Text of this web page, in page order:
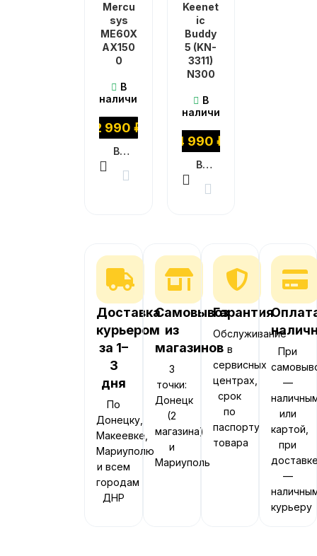
Mercu
sys
ME60X
AX150
0
В
наличии
2 990₽
В КОРЗИНУ
Keenet
ic
Buddy
5 (KN-
3311)
N300
В
наличии
4 990 ₽
В КОРЗИНУ
Доставка
курьером
за 1–
3
дня
По
Донецку,
Макеевке,
Мариуполю
и всем
городам
ДНР
Самовывоз
из
магазинов
3
точки:
Донецк
(2
магазина)
и
Мариуполь
Гарантия
Обслуживание
в
сервисных
центрах,
срок
по
паспорту
товара
При
—
или
картой,
при
—
курьеру